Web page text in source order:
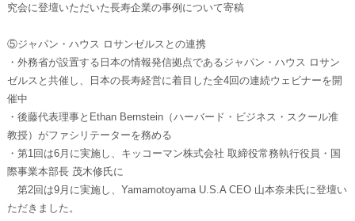
究会に登壇いただいた長寿企業の事例について寄稿
⑤ジャパン・ハウス ロサンゼルスとの連携
・外務省が設置する日本の情報発信拠点であるジャパン・ハウス ロサン
ゼルスと共催し、日本の長寿経営に着目した全4回の連続ウェビナーを開
催中
・後藤代表理事とEthan Bernstein（ハーバード・ビジネス・スクール准
教授）がファシリテーターを務める
・第1回は6月に実施し、キッコーマン株式会社 取締役常務執行役員・国
際事業本部長 茂木修氏に
第2回は9月に実施し、Yamamotoyama U.S.A CEO 山本奈未氏に登壇い
ただきました。